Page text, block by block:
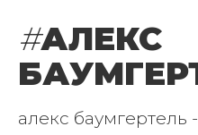
#АЛЕКС
алекс баумгертель